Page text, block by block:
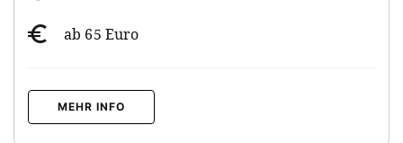
ab 65 Euro
MEHR INFO